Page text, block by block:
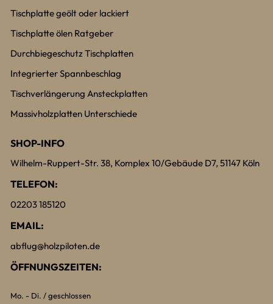
Tischplatte geölt oder lackiert
Tischplatte ölen Ratgeber
Durchbiegeschutz Tischplatten
Integrierter Spannbeschlag
Tischverlängerung Ansteckplatten
Massivholzplatten Unterschiede
SHOP-INFO
Wilhelm-Ruppert-Str. 38, Komplex 10/Gebäude D7, 51147 Köln
TELEFON:
02203 185120
EMAIL:
abflug@holzpiloten.de
ÖFFNUNGSZEITEN:
Mo. - Di. / geschlossen